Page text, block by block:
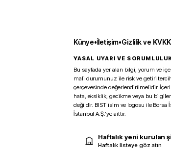
Künye•İletişim•Gizlilik ve
YASAL UYARI VE
Bu sayfada yer alan bilgi, yorum ve
mali durumunuz ile risk ve getiri
çerçevesinde değerlendirilmelidir.
hata, eksiklik, gecikme veya bu
değildir. BIST isim ve logosu ile Borsa
İstanbul A.Ş.’ye aittir.
Haftalık yeni kurulan
Haftalık listeye göz atın